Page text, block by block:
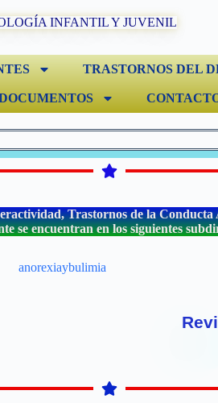
INFANTIL Y JUVENIL
TRASTORNOS DEL
Trastornos de la
se encuentran en los siguientes